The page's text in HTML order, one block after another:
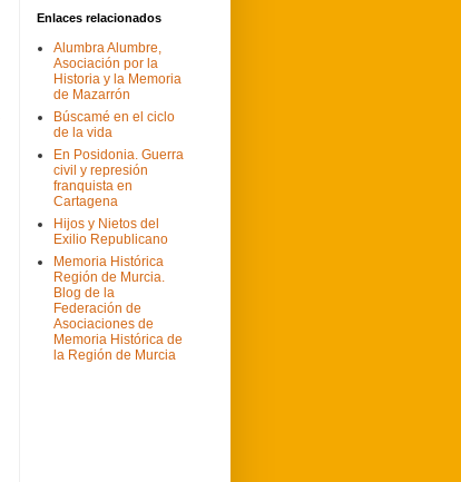
Enlaces relacionados
Alumbra Alumbre,
Asociación por la
Historia y la Memoria
de Mazarrón
Búscamé en el ciclo
de la vida
En Posidonia. Guerra
civil y represión
franquista en
Cartagena
Hijos y Nietos del
Exilio Republicano
Memoria Histórica
Región de Murcia.
Blog de la
Federación de
Asociaciones de
Memoria Histórica de
la Región de Murcia